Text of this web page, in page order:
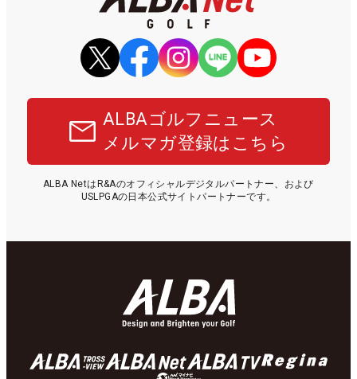
ALBAゴルフニュース
メルマガ登録はこちら
ALBA NetはR&Aのオフィシャルデジタルパートナー、および
USLPGAの日本公式サイトパートナーです。